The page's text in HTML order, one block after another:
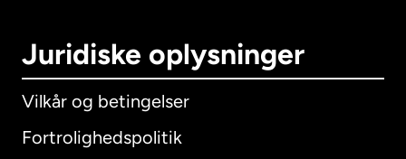
Juridiske oplysninger
Vilkår og betingelser
Fortrolighedspolitik